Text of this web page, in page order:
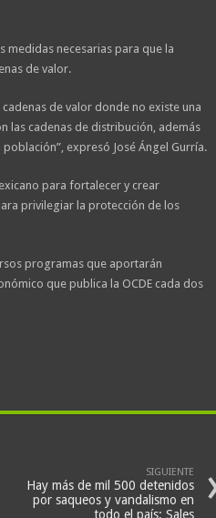
necesarias para que la
de valor.
de valor donde no existe una
las cadenas de distribución, además
expresó José Ángel Gurría.
para fortalecer y crear
privilegiar la protección de los
programas que aportarán
que publica la OCDE cada dos
SIGUIENTE
Hay más de mil 500 detenidos
por saqueos y vandalismo en
todo el país: Sales